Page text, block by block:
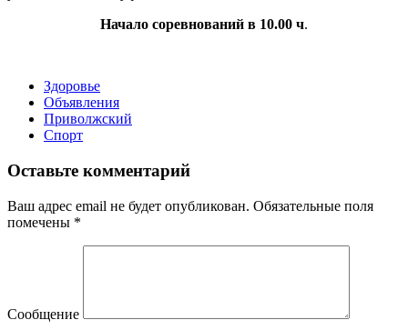
Начало соревнований в 10.00 ч.
Здоровье
Объявления
Приволжский
Спорт
Оставьте комментарий
Ваш адрес email не будет опубликован. Обязательные поля
помечены *
Сообщение